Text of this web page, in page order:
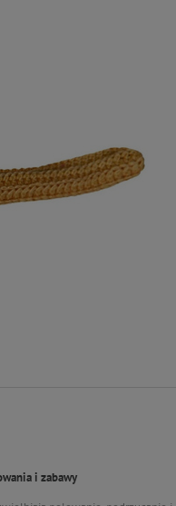
i zabawy